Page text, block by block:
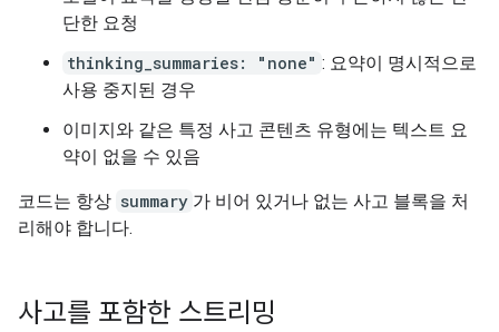
단한 요청
thinking_summaries: "none" : 요약이 명시적으로
사용 중지된 경우
이미지와 같은 특정 사고 콘텐츠 유형에는 텍스트 요
약이 없을 수 있음
코드는 항상 summary 가 비어 있거나 없는 사고 블록을 처
리해야 합니다.
사고를 포함한 스트리밍